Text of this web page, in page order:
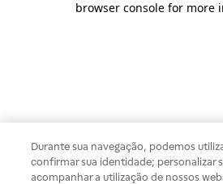
browser console for more
Durante sua navegação, podemos
confirmar sua identidade; personalizar
acompanhar a utilização de nossos